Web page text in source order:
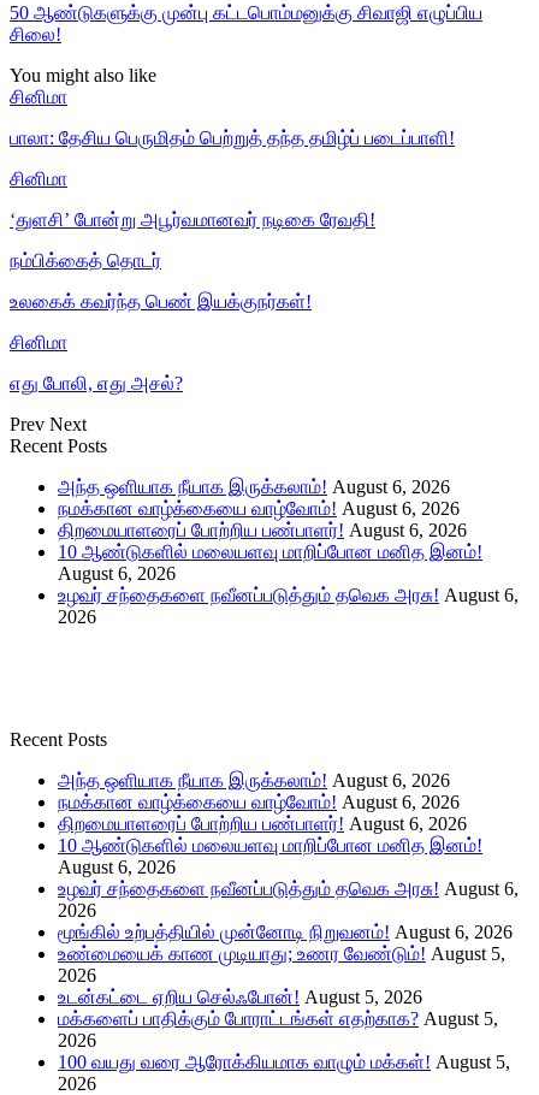
50 ஆண்டுகளுக்கு முன்பு கட்டபொம்மனுக்கு சிவாஜி எழுப்பிய
சிலை!
You might also like
சினிமா
பாலா: தேசிய பெருமிதம் பெற்றுத் தந்த தமிழ்ப் படைப்பாளி!
சினிமா
‘துளசி’ போன்று அபூர்வமானவர் நடிகை ரேவதி!
நம்பிக்கைத் தொடர்
உலகைக் கவர்ந்த பெண் இயக்குநர்கள்!
சினிமா
எது போலி, எது அசல்?
Prev Next
Recent Posts
அந்த ஒளியாக நீயாக இருக்கலாம்! August 6, 2026
நமக்கான வாழ்க்கையை வாழ்வோம்! August 6, 2026
திறமையாளரைப் போற்றிய பண்பாளர்! August 6, 2026
10 ஆண்டுகளில் மலையளவு மாறிப்போன மனித இனம்!
August 6, 2026
உழவர் சந்தைகளை நவீனப்படுத்தும் தவெக அரசு! August 6,
2026
Recent Posts
அந்த ஒளியாக நீயாக இருக்கலாம்! August 6, 2026
நமக்கான வாழ்க்கையை வாழ்வோம்! August 6, 2026
திறமையாளரைப் போற்றிய பண்பாளர்! August 6, 2026
10 ஆண்டுகளில் மலையளவு மாறிப்போன மனித இனம்!
August 6, 2026
உழவர் சந்தைகளை நவீனப்படுத்தும் தவெக அரசு! August 6,
2026
மூங்கில் உற்பத்தியில் முன்னோடி நிறுவனம்! August 6, 2026
உண்மையைக் காண முடியாது; உணர வேண்டும்! August 5,
2026
உடன்கட்டை ஏறிய செல்ஃபோன்! August 5, 2026
மக்களைப் பாதிக்கும் போராட்டங்கள் எதற்காக? August 5,
2026
100 வயது வரை ஆரோக்கியமாக வாழும் மக்கள்! August 5,
2026